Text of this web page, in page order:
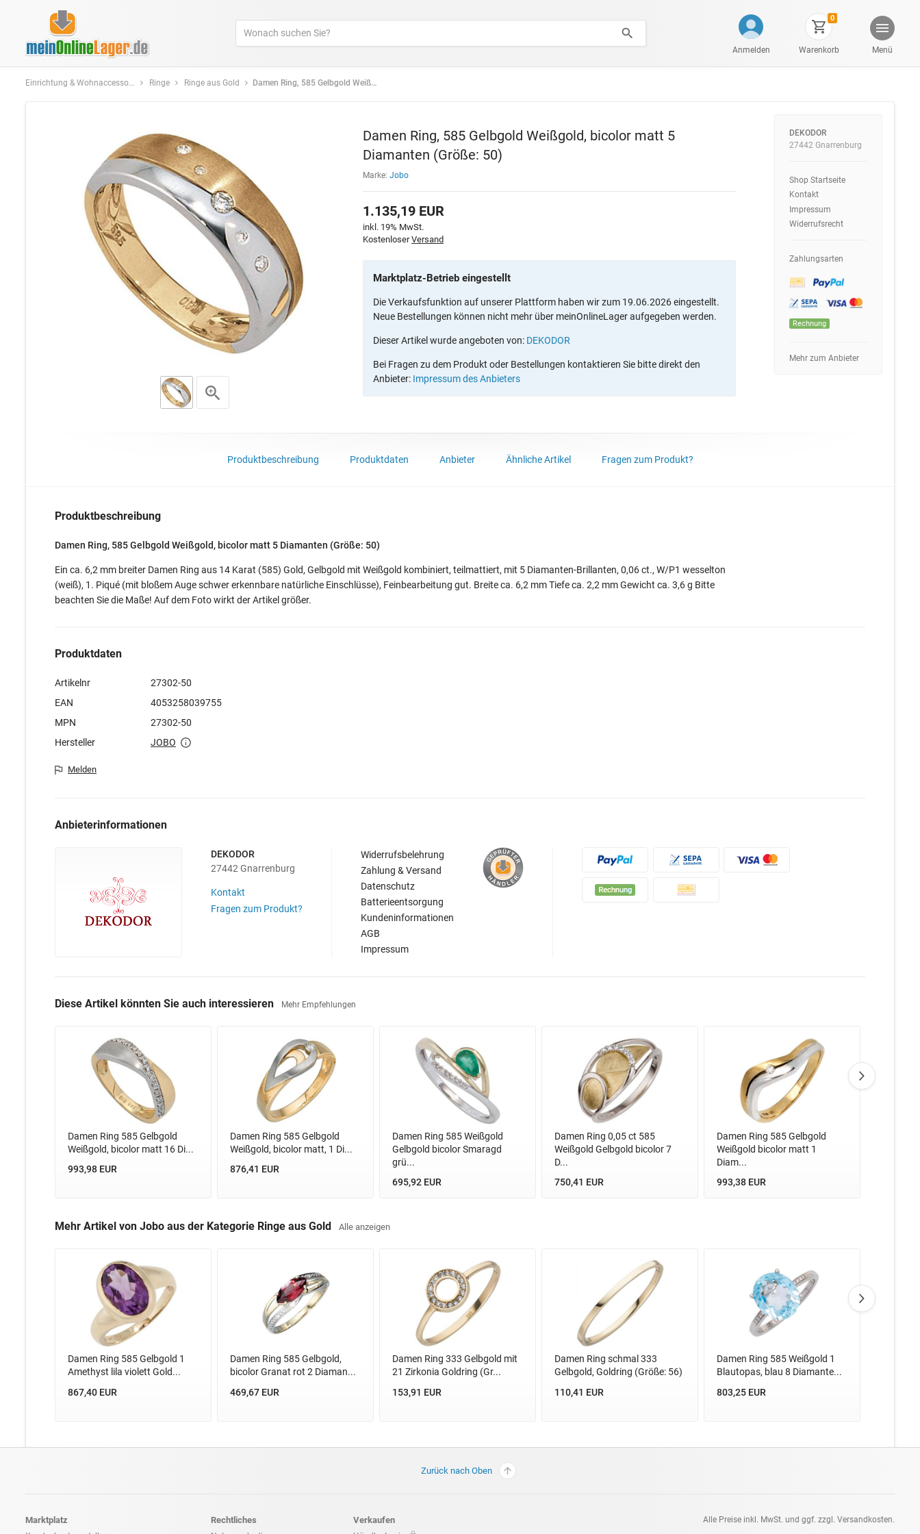
Anmelden
0
Warenkorb Menü
Einrichtung & Wohnaccessoires Ringe Ringe aus Gold Damen Ring, 585 Gelbgold Weißgold, bicolor matt 5 Diamanten (Größe: 50)
Damen Ring, 585 Gelbgold Weißgold, bicolor matt 5
Diamanten (Größe: 50)
Marke: Jobo
1.135,19 EUR
inkl. 19% MwSt.
KostenloserVersand
Marktplatz-Betrieb eingestellt
Die Verkaufsfunktion auf unserer Plattform haben wir zum 19.06.2026 eingestellt.
Neue Bestellungen können nicht mehr über meinOnlineLager aufgegeben werden.
Dieser Artikel wurde angeboten von: DEKODOR
Bei Fragen zu dem Produkt oder Bestellungen kontaktieren Sie bitte direkt den
Anbieter: Impressum des Anbieters
DEKODOR
27442 Gnarrenburg
Shop Startseite
Kontakt
Impressum
Widerrufsrecht
Zahlungsarten
Rechnung
Mehr zum Anbieter
Produktbeschreibung Produktdaten Anbieter Ähnliche Artikel Fragen zum Produkt?
Produktbeschreibung
Damen Ring, 585 Gelbgold Weißgold, bicolor matt 5 Diamanten (Größe: 50)
Ein ca. 6,2 mm breiter Damen Ring aus 14 Karat (585) Gold, Gelbgold mit Weißgold kombiniert, teilmattiert, mit 5 Diamanten-Brillanten, 0,06 ct., W/P1 wesselton
(weiß), 1. Piqué (mit bloßem Auge schwer erkennbare natürliche Einschlüsse), Feinbearbeitung gut. Breite ca. 6,2 mm Tiefe ca. 2,2 mm Gewicht ca. 3,6 g Bitte
beachten Sie die Maße! Auf dem Foto wirkt der Artikel größer.
Produktdaten
Artikelnr
27302-50
EAN
4053258039755
MPN
27302-50
Hersteller
JOBO
Melden
Anbieterinformationen
DEKODOR
27442 Gnarrenburg
Kontakt
Fragen zum Produkt?
Widerrufsbelehrung
Zahlung & Versand
Datenschutz
Batterieentsorgung
Kundeninformationen
AGB
Impressum
Diese Artikel könnten Sie auch interessieren Mehr Empfehlungen
Damen Ring 585 Gelbgold
Weißgold, bicolor matt 16 Di...
993,98 EUR
Damen Ring 585 Gelbgold
Weißgold, bicolor matt, 1 Di...
876,41 EUR
Damen Ring 585 Weißgold
Gelbgold bicolor Smaragd
grü...
695,92 EUR
Damen Ring 0,05 ct 585
Weißgold Gelbgold bicolor 7
D...
750,41 EUR
Damen Ring 585 Gelbgold
Weißgold bicolor matt 1
Diam...
993,38 EUR
Mehr Artikel von Jobo aus der Kategorie Ringe aus Gold Alle anzeigen
Damen Ring 585 Gelbgold 1
Amethyst lila violett Gold...
867,40 EUR
Damen Ring 585 Gelbgold,
bicolor Granat rot 2 Diaman...
469,67 EUR
Damen Ring 333 Gelbgold mit
21 Zirkonia Goldring (Gr...
153,91 EUR
Damen Ring schmal 333
Gelbgold, Goldring (Größe: 56)
110,41 EUR
Damen Ring 585 Weißgold 1
Blautopas, blau 8 Diamante...
803,25 EUR
Zurück nach Oben
Marktplatz Rechtliches Verkaufen Alle Preise inkl. MwSt. und ggf. zzgl. Versandkosten.